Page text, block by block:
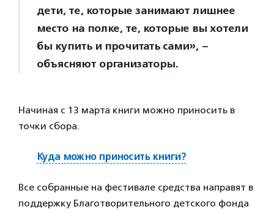
дети, те, которые занимают лишнее
место на полке, те, которые вы хотели
бы купить и прочитать сами», –
объясняют организаторы.
Начиная с 13 марта книги можно приносить в
точки сбора.
Куда можно приносить книги?
Все собранные на фестивале средства направят в
поддержку Благотворительного детского фонда